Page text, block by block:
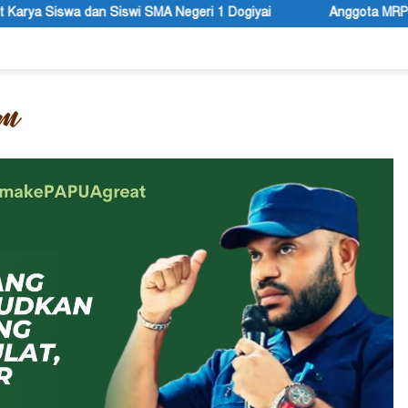
1 Dogiyai Anggota MRP Papua Pegunungan dan Forum